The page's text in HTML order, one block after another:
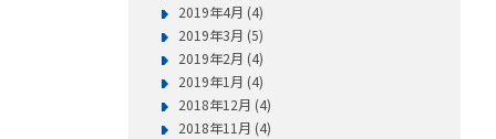
2019年4月 (4)
2019年3月 (5)
2019年2月 (4)
2019年1月 (4)
2018年12月 (4)
2018年11月 (4)